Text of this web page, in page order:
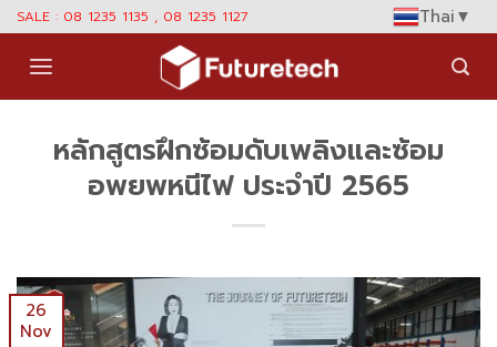
Skip
content
SALE : 08 1235 1135 , 08 1235 1127 Thai▼
หลักสูตรฝึกซ้อมดับเพลิงและซ้อม
อพยพหนีไฟ ประจำปี 2565
26
Nov